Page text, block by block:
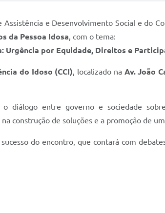
e Desenvolvimento Social e do
da Pessoa Idosa, com o tema:
Urgência por Equidade, Direitos e
do Idoso (CCI), localizado na Av. João
diálogo entre governo e sociedade
construção de soluções e a promoção de
do encontro, que contará com